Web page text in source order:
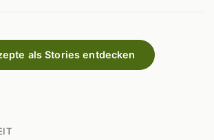
als Stories entdecken